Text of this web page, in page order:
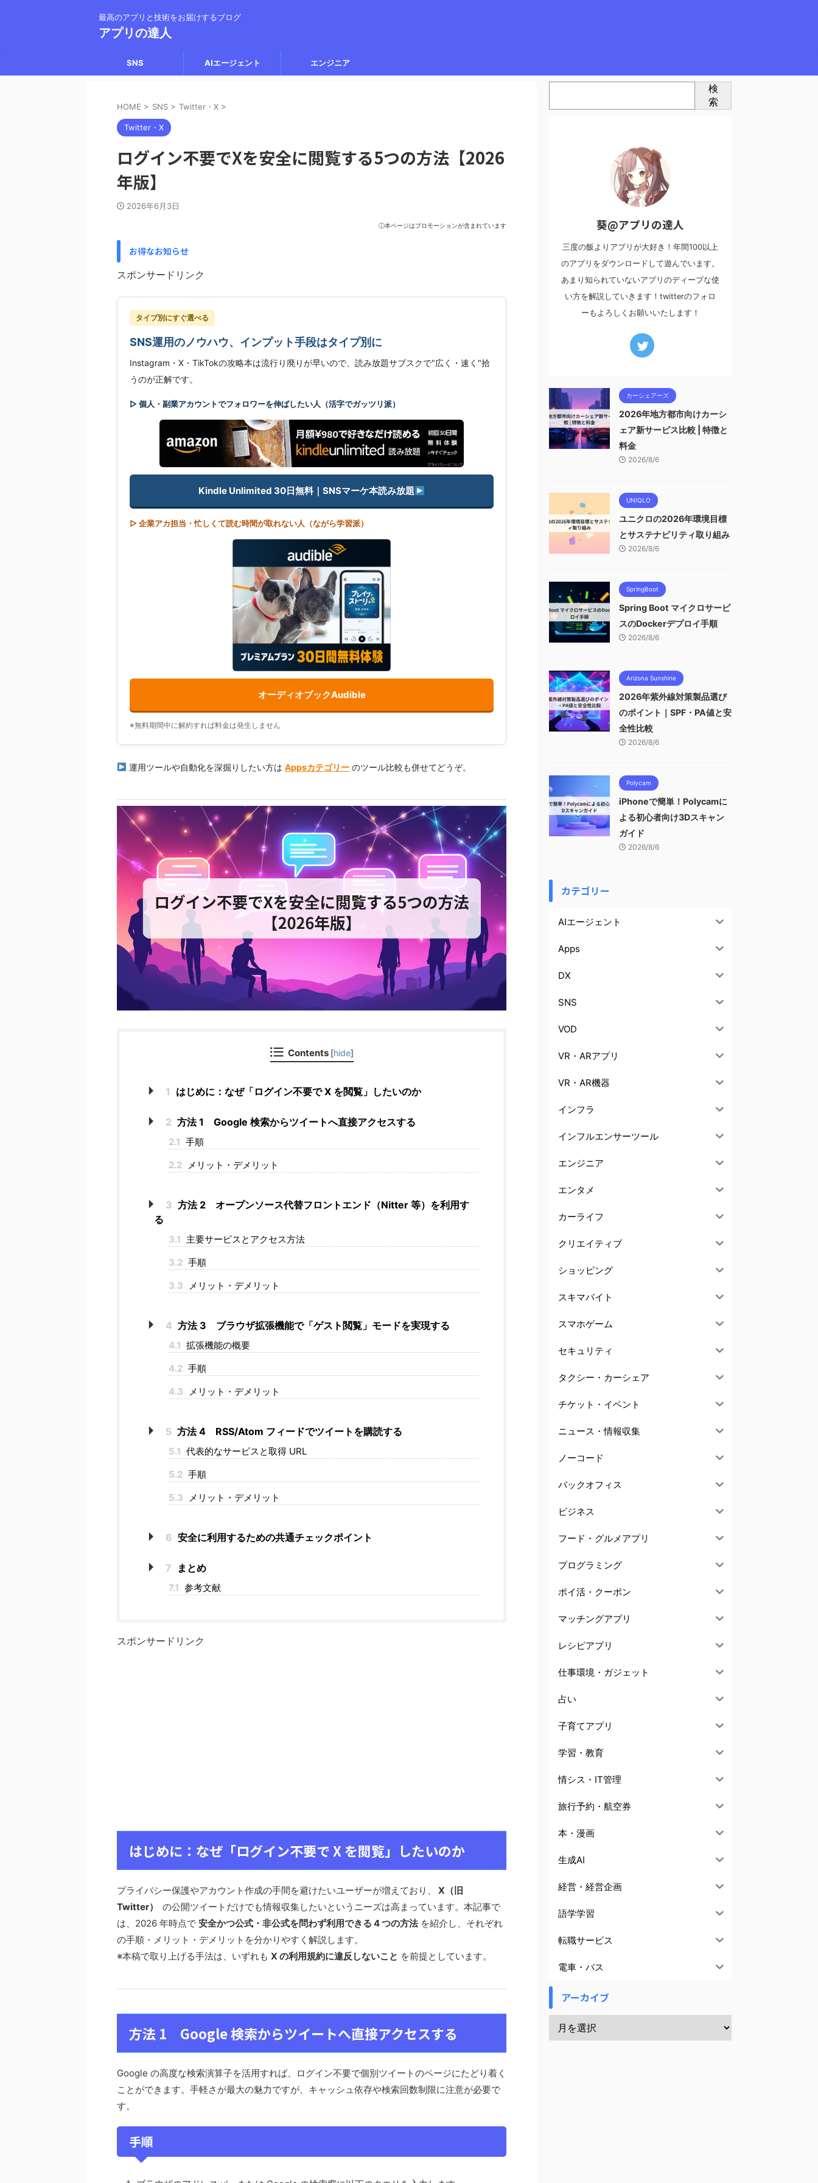
最高のアプリと技術をお届けするブログ
アプリの達人
SNS AIエージェント エンジニア
HOME > SNS > Twitter・X >
Twitter・X
ログイン不要でXを安全に閲覧する5つの方法【2026
年版】
2026年6月3日
ⓘ本ページはプロモーションが含まれています
お得なお知らせ
スポンサードリンク
タイプ別にすぐ選べる
SNS運用のノウハウ、インプット手段はタイプ別に
Instagram・X・TikTokの攻略本は流行り廃りが早いので、読み放題サブスクで"広く・速く"拾
うのが正解です。
▷ 個人・副業アカウントでフォロワーを伸ばしたい人（活字でガッツリ派）
Kindle Unlimited 30日無料｜SNSマーケ本読み放題
▷ 企業アカ担当・忙しくて読む時間が取れない人（ながら学習派）
オーディオブックAudible
※無料期間中に解約すれば料金は発生しません
運用ツールや自動化を深掘りしたい方は Appsカテゴリーのツール比較も併せてどうぞ。
Contents [hide]
1 はじめに：なぜ「ログイン不要で X を閲覧」したいのか
2 方法 1 Google 検索からツイートへ直接アクセスする
2.1 手順
2.2 メリット・デメリット
3 方法 2 オープンソース代替フロントエンド（Nitter 等）を利用す
る
3.1 主要サービスとアクセス方法
3.2 手順
3.3
メリット・デメリット
4 方法 3 ブラウザ拡張機能で「ゲスト閲覧」モードを実現する
4.1 拡張機能の概要
4.2 手順
4.3
メリット・デメリット
5 方法 4 RSS/Atom フィードでツイートを購読する
5.1 代表的なサービスと取得 URL
5.2 手順
5.3
メリット・デメリット
6 安全に利用するための共通チェックポイント
7 まとめ
7.1 参考文献
スポンサードリンク
はじめに：なぜ「ログイン不要で X を閲覧」したいのか
プライバシー保護やアカウント作成の手間を避けたいユーザーが増えており、 X（旧
Twitter）
の公開ツイートだけでも情報収集したいというニーズは高まっています。本記事で
は、2026 年時点で 安全かつ公式・非公式を問わず利用できる 4 つの方法を紹介し、それぞれ
の手順・メリット・デメリットを分かりやすく解説します。
※本稿で取り上げる手法は、いずれも X の利用規約に違反しないこと を前提としています。
方法 1 Google 検索からツイートへ直接アクセスする
Google の高度な検索演算子を活用すれば、ログイン不要で個別ツイートのページにたどり着く
ことができます。手軽さが最大の魅力ですが、キャッシュ依存や検索回数制限に注意が必要で
す。
手順
検
索
葵@アプリの達人
三度の飯よりアプリが大好き！年間100以上
のアプリをダウンロードして遊んでいます。
あまり知られていないアプリのディープな使
い方を解説していきます！twitterのフォロ
ーもよろしくお願いいたします！
カーシェアーズ
2026年地方都市向けカーシ
ェア新サービス比較 | 特徴と
料金
2026/8/6
UNIQLO
ユニクロの2026年環境目標
とサステナビリティ取り組み
2026/8/6
SpringBoot
Spring Boot マイクロサービ
スのDockerデプロイ手順
2026/8/6
Arizona Sunshine
2026年紫外線対策製品選び
のポイント｜SPF・PA値と安
全性比較
2026/8/6
Polycam
iPhoneで簡単！Polycamに
よる初心者向け3Dスキャン
ガイド
2026/8/6
カテゴリー
AIエージェント
Apps
DX
SNS
VOD
VR・ARアプリ
VR・AR機器
インフラ
インフルエンサーツール
エンジニア
エンタメ
カーライフ
クリエイティブ
ショッピング
スキマバイト
スマホゲーム
セキュリティ
タクシー・カーシェア
チケット・イベント
ニュース・情報収集
ノーコード
バックオフィス
ビジネス
フード・グルメアプリ
プログラミング
ポイ活・クーポン
マッチングアプリ
レシピアプリ
仕事環境・ガジェット
占い
子育てアプリ
学習・教育
情シス・IT管理
旅行予約・航空券
本・漫画
生成AI
経営・経営企画
語学学習
転職サービス
電車・バス
アーカイブ